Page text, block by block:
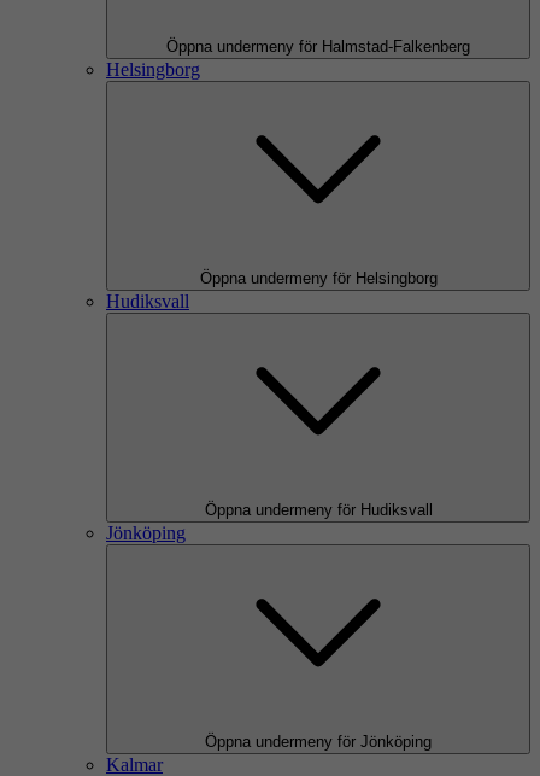
Öppna undermeny för Halmstad-Falkenberg
Helsingborg
Öppna undermeny för Helsingborg
Hudiksvall
Öppna undermeny för Hudiksvall
Jönköping
Öppna undermeny för Jönköping
Kalmar